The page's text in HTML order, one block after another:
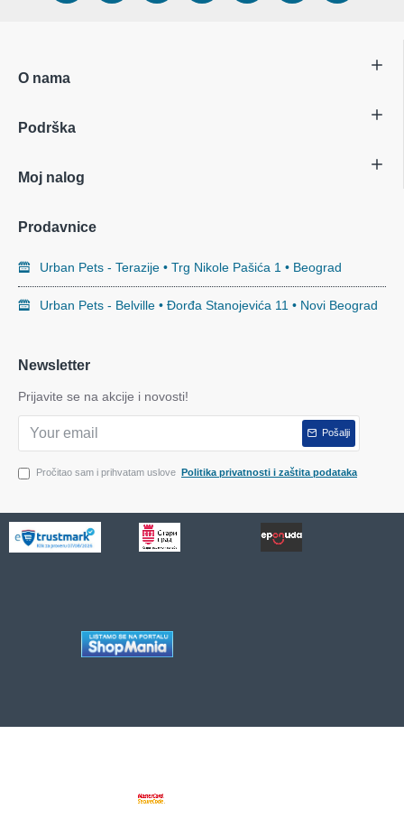
O nama
Podrška
Moj nalog
Prodavnice
Urban Pets - Terazije • Trg Nikole Pašića 1 • Beograd
Urban Pets - Belville • Đorđa Stanojevića 11 • Novi Beograd
Newsletter
Prijavite se na akcije i novosti!
Pošalji
Pročitao sam i prihvatam uslove Politika privatnosti i zaštita podataka